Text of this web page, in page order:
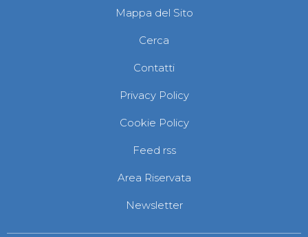
Albi Federali
Arti marziali
Aikido
Ju Jitsu
Sumo
Capoeira
Grappling
BJJ
Pancrazio/Pankration
S'istrumpa
News
Calendario Attività
Difesa Personale MGA
La disciplina
News
Merchandising
Mappa del Sito
Cerca
Contatti
Privacy Policy
Cookie Policy
Feed rss
Area Riservata
Newsletter